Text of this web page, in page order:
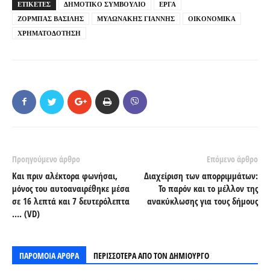
ΕΤΙΚΕΤΕΣ ΔΗΜΟΤΙΚΟ ΣΥΜΒΟΥΛΙΟ
ΕΡΓΑ
ΖΟΡΜΠΑΣ ΒΑΣΙΛΗΣ
ΜΥΛΩΝΑΚΗΣ ΓΙΑΝΝΗΣ
ΟΙΚΟΝΟΜΙΚΑ
ΧΡΗΜΑΤΟΔΟΤΗΣΗ
Προηγούμενο άρθρο
Και πριν αλέκτορα φωνήσαι,
μόνος του αυτοαναιρέθηκε μέσα
σε 16 λεπτά και 7 δευτερόλεπτα
…. (VD)
Επόμενο άρθρο
Διαχείριση των απορριμμάτων:
Το παρόν και το μέλλον της
ανακύκλωσης για τους δήμους
ΠΑΡΟΜΟΙΑ ΑΡΘΡΑ ΠΕΡΙΣΣΟΤΕΡΑ ΑΠΟ ΤΟΝ ΔΗΜΙΟΥΡΓΟ